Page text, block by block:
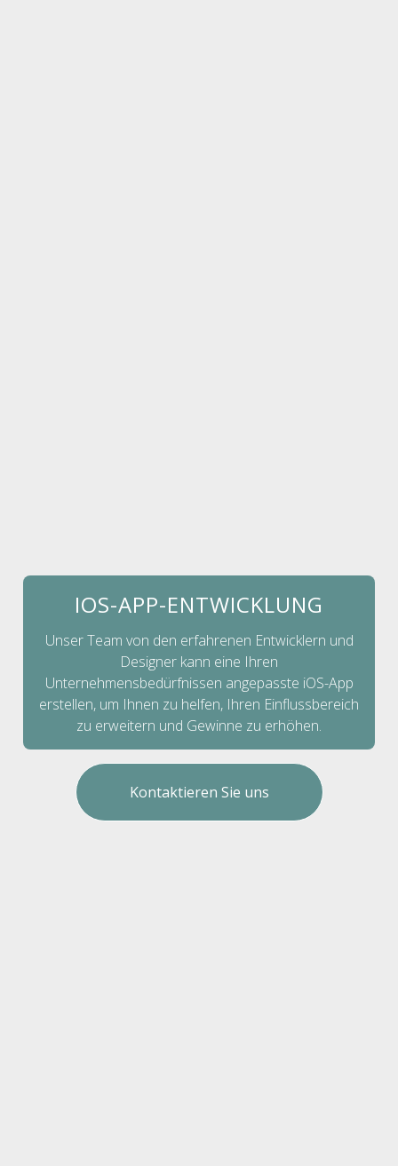
IOS-APP-ENTWICKLUNG
Unser Team von den erfahrenen Entwicklern und
Designer kann eine Ihren
Unternehmensbedürfnissen angepasste iOS-App
erstellen, um Ihnen zu helfen, Ihren Einflussbereich
zu erweitern und Gewinne zu erhöhen.
Kontaktieren Sie uns